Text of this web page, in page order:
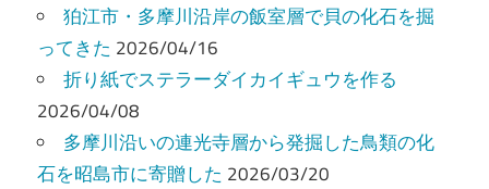
狛江市・多摩川沿岸の飯室層で貝の化石を掘
ってきた 2026/04/16
折り紙でステラーダイカイギュウを作る
2026/04/08
多摩川沿いの連光寺層から発掘した鳥類の化
石を昭島市に寄贈した 2026/03/20